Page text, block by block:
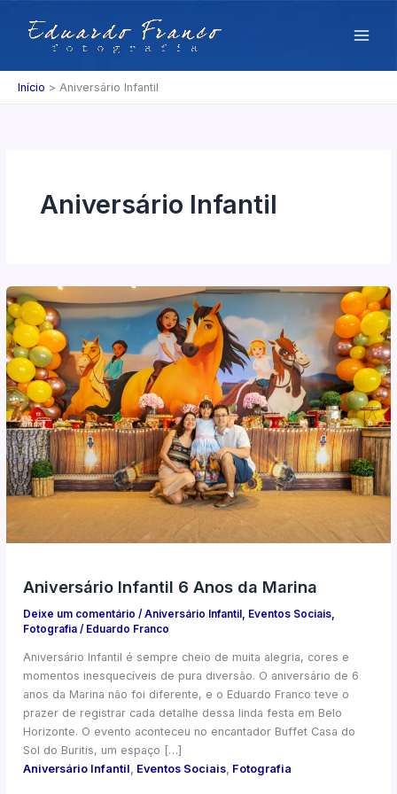
Início
Aniversário Infantil
Aniversário Infantil
Aniversário Infantil 6 Anos da Marina
Deixe um comentário /Aniversário Infantil, Eventos Sociais,
Fotografia / Eduardo Franco
Aniversário Infantil é sempre cheio de muita alegria, cores e
momentos inesquecíveis de pura diversão. O aniversário de 6
anos da Marina não foi diferente, e o Eduardo Franco teve o
prazer de registrar cada detalhe dessa linda festa em Belo
Horizonte. O evento aconteceu no encantador Buffet Casa do
Sol do Buritis, um espaço […]
Aniversário Infantil Eventos Sociais Fotografia